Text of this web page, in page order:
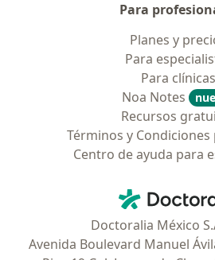
Para
Planes y
Para
Para clínicas
Noa Notes
Recursos
Términos y
Centro de ayuda para
Doctoralia México
Avenida Boulevard Manuel